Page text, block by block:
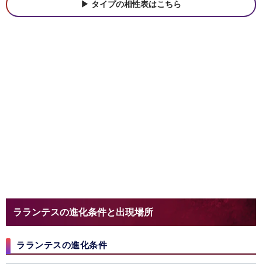
タイプの相性表はこちら
ラランテスの進化条件と出現場所
ラランテスの進化条件